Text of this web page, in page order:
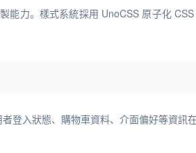
能力。樣式系統採用 UnoCSS 原子化
登入狀態、購物車資料、介面偏好等資訊